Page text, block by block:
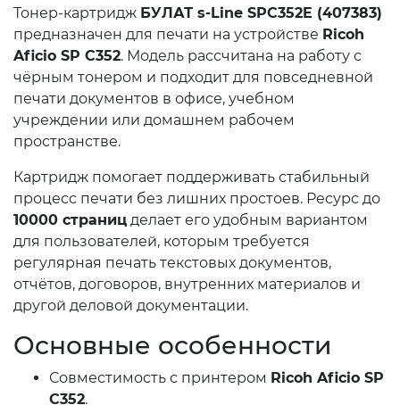
Тонер-картридж БУЛАТ s-Line SPC352E (407383)
предназначен для печати на устройстве Ricoh
Aficio SP C352. Модель рассчитана на работу с
чёрным тонером и подходит для повседневной
печати документов в офисе, учебном
учреждении или домашнем рабочем
пространстве.
Картридж помогает поддерживать стабильный
процесс печати без лишних простоев. Ресурс до
10000 страниц делает его удобным вариантом
для пользователей, которым требуется
регулярная печать текстовых документов,
отчётов, договоров, внутренних материалов и
другой деловой документации.
Основные особенности
Совместимость с принтером Ricoh Aficio SP
C352.